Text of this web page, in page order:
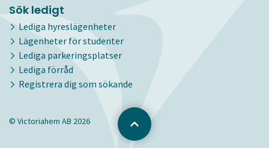
Sök ledigt
Lediga hyreslägenheter
Lägenheter för studenter
Lediga parkeringsplatser
Lediga förråd
Registrera dig som sökande
© Victoriahem AB 2026